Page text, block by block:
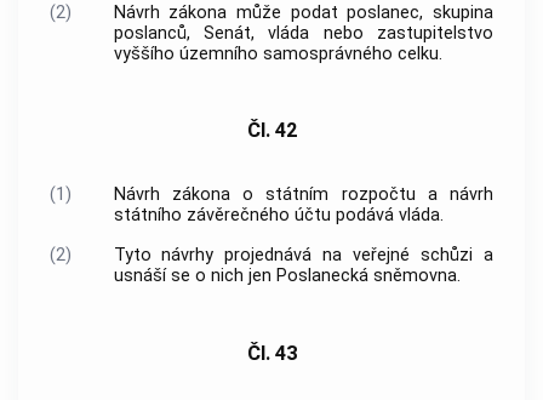
(2)
Návrh zákona může podat poslanec, skupina
poslanců, Senát,vláda nebo zastupitelstvo
vyššího územního samosprávného celku.
Čl. 42
(1)
Návrh zákona o státním rozpočtu a návrh
státního závěrečného účtu podává vláda.
(2)
Tyto návrhy projednává na veřejné schůzi a
usnáší se o nich jen Poslanecká sněmovna.
Čl. 43